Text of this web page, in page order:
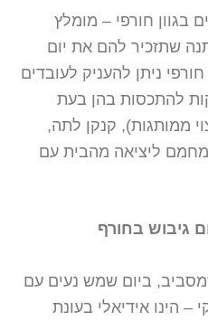
בגוון חורפי – מומלץ
שתזכיר להם את יום
ניתן להעניק לעובדים
להתכסות בהן בעת
ממותגות), קנקן לתה,
ליציאה מהבית עם
גיבוש בחורף
ביום שמש נעים עם
– הינו אידיאלי בעונת